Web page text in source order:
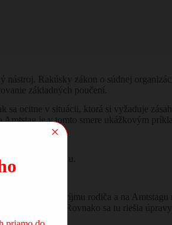
nástroj. Rakúsky zákon o súdnej
základných poučení.
ocitne v situácii, ktorá si vyžaduje
je v tomto smere ukážkovým
a majetku.
z čistého príjmu rodiča a na Amtstagu
podania. Rovnako sa tu riešia
rámec.
×